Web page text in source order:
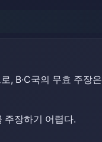
, B·C국의 무효 주장은
주장하기 어렵다.